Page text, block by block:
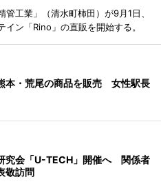
工業」（清水町柿田）が9月1日、
ン「Rino」の直販を開始する。
本・荒尾の商品を販売 女性駅長
究会「U-TECH」開催へ 関係者
敬訪問